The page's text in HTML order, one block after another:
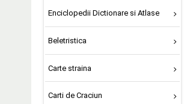
Enciclopedii Dictionare si Atlase
Beletristica
Carte straina
Carti de Craciun